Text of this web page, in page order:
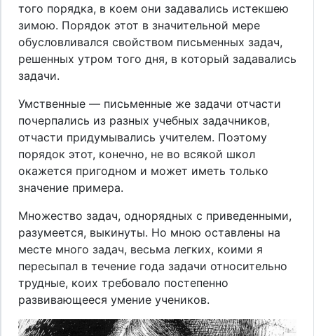
того порядка, в коем они задавались истекшею
зимою. Порядок этот в значительной мере
обусловливался свойством письменных задач,
решенных утром того дня, в который задавались
задачи.
Умственные — письменные же задачи отчасти
почерпались из разных учебных задачников,
отчасти придумывались учителем. Поэтому
порядок этот, конечно, не во всякой школ
окажется пригодном и может иметь только
значение примера.
Множество задач, однорядных с приведенными,
разумеется, выкинуты. Но мною оставлены на
месте много задач, весьма легких, коими я
пересыпал в течение года задачи относительно
трудные, коих требовало постепенно
развивающееся умение учеников.